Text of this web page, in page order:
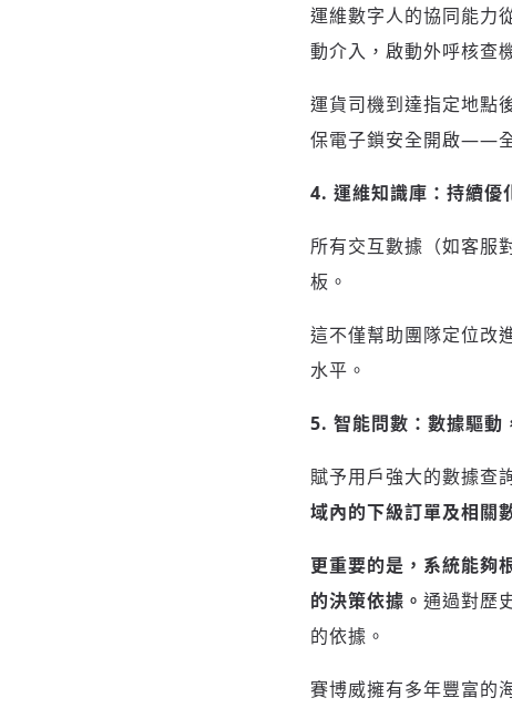
運維數字人的協同能力
動介入，啟動外呼核查
運貨司機到達指定地點
保電子鎖安全開啟——
4. 運維知識庫：持續優
所有交互數據（如客服
板。
這不僅幫助團隊定位改
水平。
5. 智能問數：數據驅動
賦予用戶強大的數據查
域內的下級訂單及相關
更重要的是，系統能夠
的決策依據。 通過對歷
的依據。
賽博威擁有多年豐富的